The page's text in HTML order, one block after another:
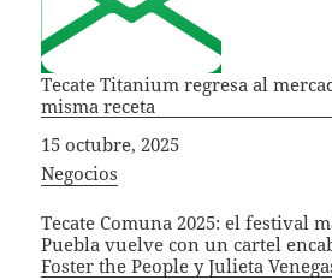
Tecate Titanium regresa al
misma receta
Fecha
15 octubre, 2025
In relation to
Negocios
Tecate Comuna 2025: el festival
Puebla vuelve con un cartel
Foster the People y Julieta